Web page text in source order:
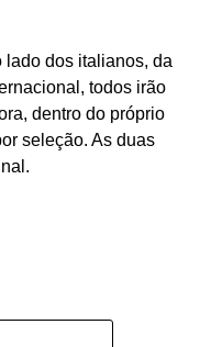
lado dos italianos, da
todos irão
dentro do próprio
seleção. As duas